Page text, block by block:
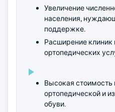
Увеличение
населения,
поддержке.
Расширение клиник
ортопедических
Высокая
ортопедической и
обуви.